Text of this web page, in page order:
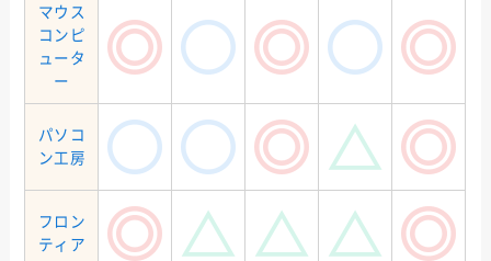
マウス
コンピ
ュータ
ー
パソコ
ン工房
フロン
ティア